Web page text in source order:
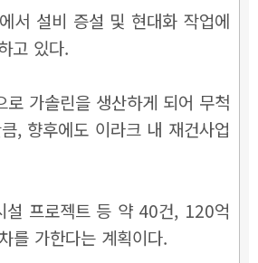
서 설비 증설 및 현대화 작업에
고 있다.
가솔린을 생산하게 되어 무척
, 향후에도 이라크 내 재건사업
설 프로젝트 등 약 40건, 120억
를 가한다는 계획이다.